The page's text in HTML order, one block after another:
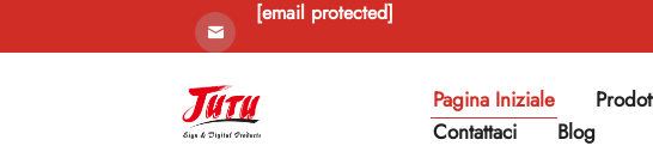
[email protected]
Pagina Iniziale
Contattaci
Blog